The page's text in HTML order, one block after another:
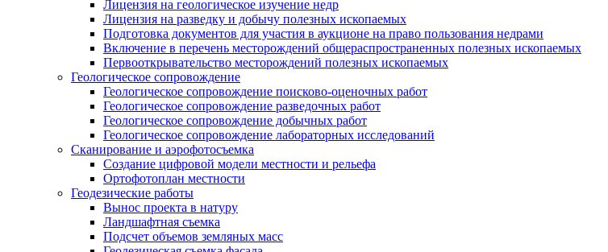
Лицензия на геологическое изучение недр
Лицензия на разведку и добычу полезных ископаемых
Подготовка документов для участия в аукционе на право пользования недрами
Включение в перечень месторождений общераспространенных полезных ископаемых
Первооткрывательство месторождений полезных ископаемых
Геологическое сопровождение
Геологическое сопровождение поисково-оценочных работ
Геологическое сопровождение разведочных работ
Геологическое сопровождение добычных работ
Геологическое сопровождение лабораторных исследований
Сканирование и аэрофотосъемка
Создание цифровой модели местности и рельефа
Ортофотоплан местности
Геодезические работы
Вынос проекта в натуру
Ландшафтная съемка
Подсчет объемов земляных масс